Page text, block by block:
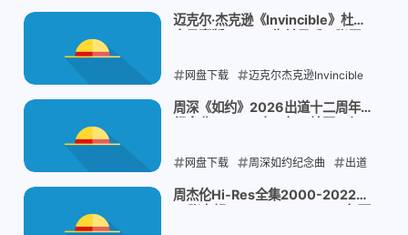
FEARandDREAMS 4K蓝光杜比全景
2026-07-27
迈克尔·杰克逊《Invincible》杜比
销量神砖
网盘下载 迈克尔杰克逊Invincible
杜比全景声E-AC-3 Apple Music
2026-07-27
周深《如约》2026出道十二周年
网盘下载 周深如约纪念曲 出道
十二周年 百花杀红尘慌慌 Hi-Res
周杰伦Hi-Res全集2000-2022：